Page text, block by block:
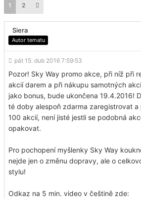
1 2
Siera
Autor tematu
pát 15. dub 2016 7:59:53
Pozor! Sky Way promo akce, při níž při
akcií darem a při nákupu samotných
jako bonus, bude ukončena 19.4.2016!
té doby alespoň zdarma zaregistrovat a
100 akcií, není jisté jestli se podobná
opakovat.
Pro pochopení myšlenky Sky Way
nejde jen o změnu dopravy, ale o
stylu!
Odkaz na 5 min. video v češtině zde: